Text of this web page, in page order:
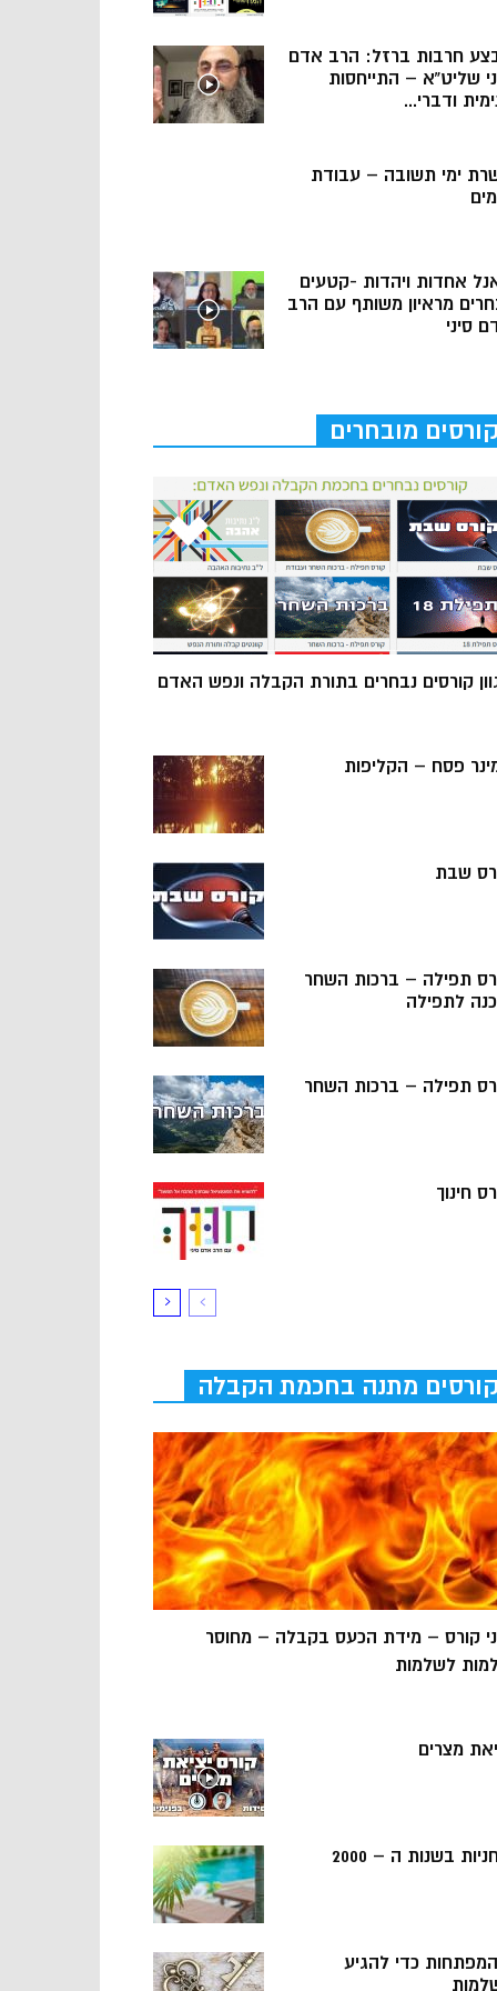
חרבות ברזל: הרב אדם
שליט”א – התייחסות
ודברי...
ימי תשובה – עבודת
אחדות ויהדות -קטעים
מראיון משותף עם הרב
סיני
קורסים מובחרים
קורסים נבחרים בתורת הקבלה ונפש האדם
פסח – הקליפות
שבת
תפילה – ברכות השחר
לתפילה
תפילה – ברכות השחר
חינוך
קורסים מתנה בחכמת הקבלה
קורס – מידת הכעס בקבלה – מחוסר
לשלמות
מצרים
בשנות ה – 2000
5 המפתחות כדי להגיע